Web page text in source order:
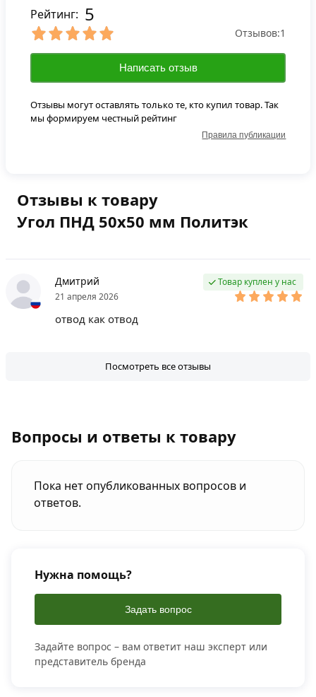
Отзывы к товару
Угол ПНД 50х50 мм Политэк
Дмитрий
21 апреля 2026
Товар куплен у нас
отвод как отвод
Посмотреть все отзывы
Рейтинг: 5
Отзывов:1
Написать отзыв
Отзывы могут оставлять только те, кто купил товар. Так
мы формируем честный рейтинг
Правила публикации
Вопросы и ответы к товару
Пока нет опубликованных вопросов и
ответов.
Нужна помощь?
Задать вопрос
Задайте вопрос – вам ответит наш эксперт или
представитель бренда